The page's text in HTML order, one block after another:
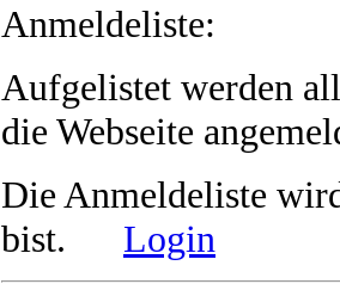
Anmeldeliste:
Aufgelistet werden
die Webseite
Die Anmeldeliste
bist. Login